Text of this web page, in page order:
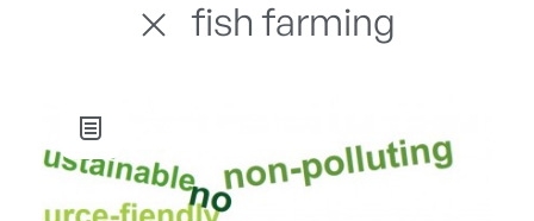
fish farming